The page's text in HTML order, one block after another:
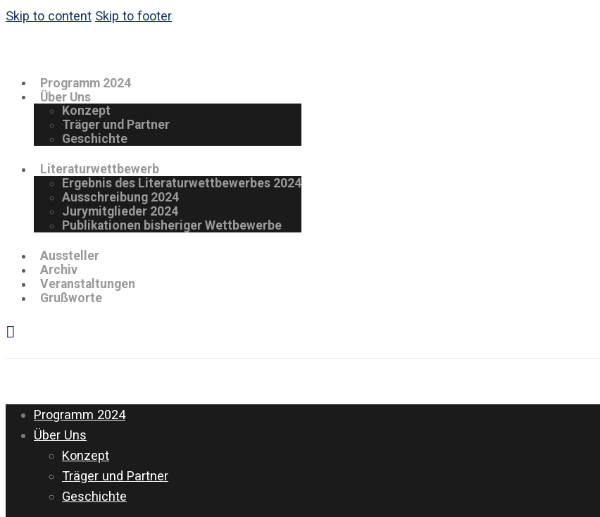
Skip to content Skip to footer
Programm 2024
Über Uns
Konzept
Träger und Partner
Geschichte
Literaturwettbewerb
Ergebnis des Literaturwettbewerbes 2024
Ausschreibung 2024
Jurymitglieder 2024
Publikationen bisheriger Wettbewerbe
Aussteller
Archiv
Veranstaltungen
Grußworte
Programm 2024
Über Uns
Konzept
Träger und Partner
Geschichte